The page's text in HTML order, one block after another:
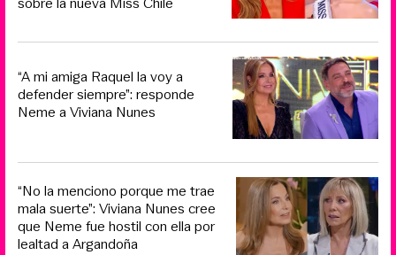
“A mi amiga Raquel la voy a
defender siempre”: responde
Neme a Viviana Nunes
“No la menciono porque me trae
mala suerte”: Viviana Nunes cree
que Neme fue hostil con ella por
lealtad a Argandoña